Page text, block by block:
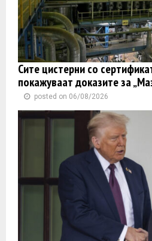
Сите цистерни со
покажуваат доказите за
posted on 06/08/2026